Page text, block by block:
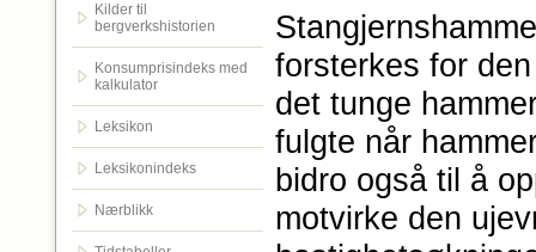
Kilder til
bergverkshistorien
Konsumprisindeks med
kalkulator
Leksikon
Leksikonindeks
Nærblikk
forsterkes for
det tunge
fulgte når
bidro også til å
motvirke den